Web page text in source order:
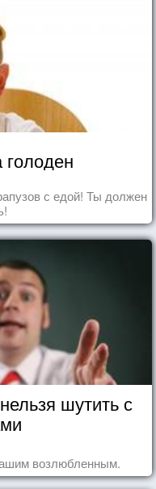
с едой! Ты должен
шутить с
возлюбленным.